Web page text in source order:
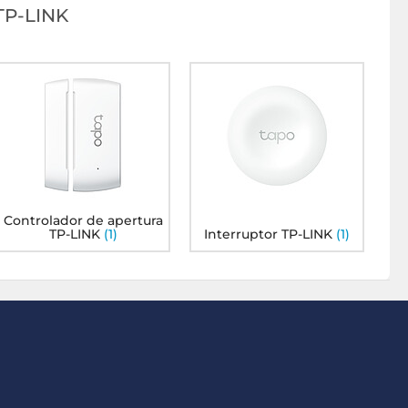
LINK
Controlador de apertura
TP-LINK (1) Interruptor TP-LINK (1)